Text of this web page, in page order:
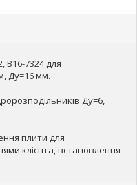
В16-7324 для
Ду=16 мм.
Ду=6,
плити для
клієнта, встановлення